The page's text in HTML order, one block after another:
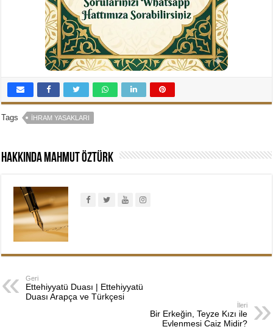
Tags İHRAM YASAKLARI
Hakkında Mahmut Öztürk
Geri
Ettehiyyatü Duası | Ettehiyyatü
Duası Arapça ve Türkçesi
İleri
Bir Erkeğin, Teyze Kızı ile
Evlenmesi Caiz Midir?